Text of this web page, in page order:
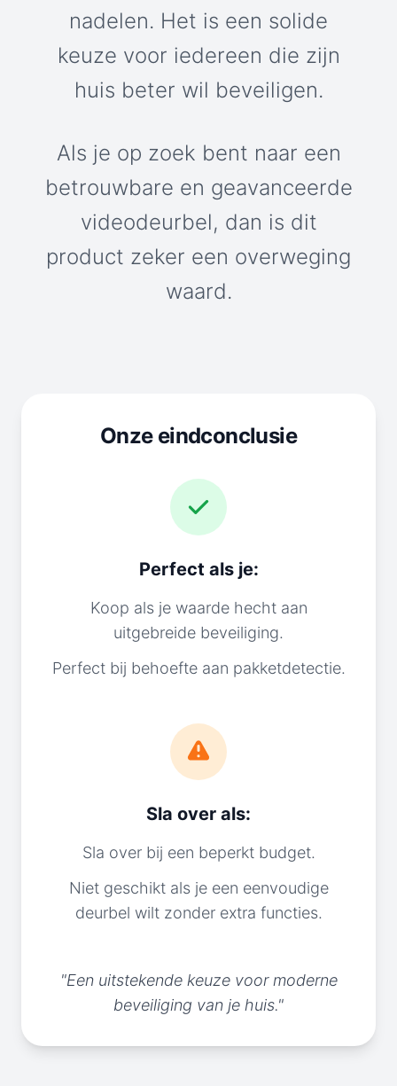
nadelen. Het is een solide
keuze voor iedereen die zijn
huis beter wil beveiligen.
Als je op zoek bent naar een
betrouwbare en geavanceerde
videodeurbel, dan is dit
product zeker een overweging
waard.
Onze eindconclusie
Perfect als je:
Koop als je waarde hecht aan
uitgebreide beveiliging.
Perfect bij behoefte aan pakketdetectie.
Sla over als:
Sla over bij een beperkt budget.
Niet geschikt als je een eenvoudige
deurbel wilt zonder extra functies.
"Een uitstekende keuze voor moderne
beveiliging van je huis."